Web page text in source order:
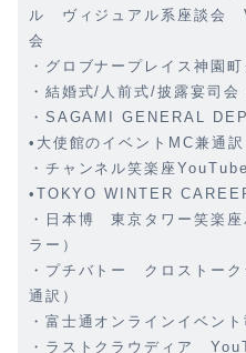
ル ヴィジュアル系座談
会
・グロブナープレイス神園
・結婚式/人前式/披露宴司会
・SAGAMI GENERAL
•大使館のイベントMC兼通訳
・チャンネル笑楽座
•TOKYO WINTER
・日本博 東京タワー笑楽
ラー）
・プチバトー クロストー
通訳）
・富士通オンラインイベント
・ラストクラウディア